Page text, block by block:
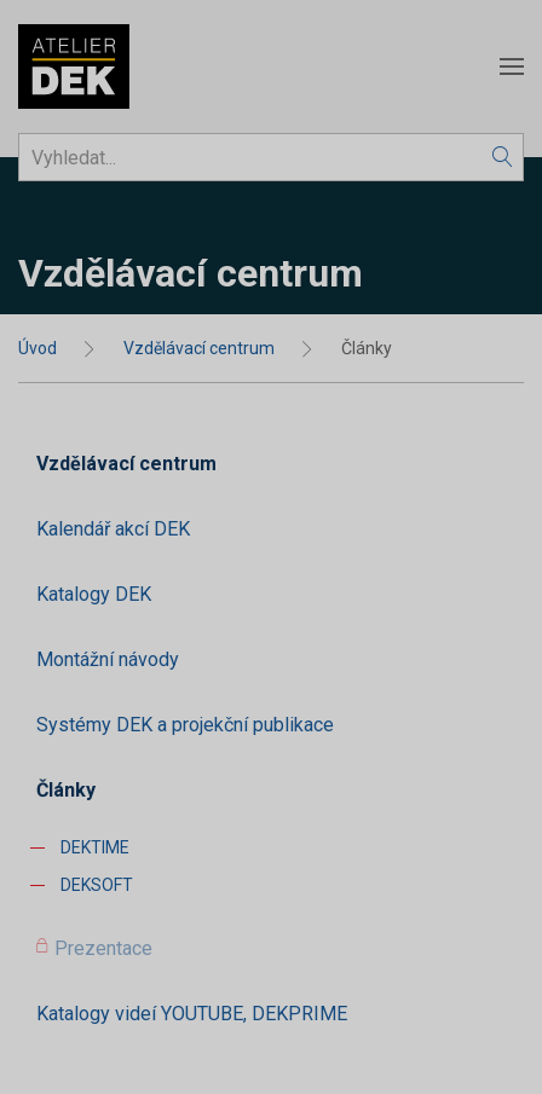
Vzdělávací centrum
Úvod Vzdělávací centrum Články
Vzdělávací centrum
Kalendář akcí DEK
Katalogy DEK
Montážní návody
Systémy DEK a projekční publikace
Články
DEKTIME
DEKSOFT
Prezentace
Katalogy videí YOUTUBE, DEKPRIME